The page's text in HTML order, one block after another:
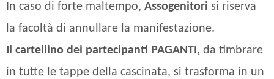
In caso di forte maltempo, Assogenitori si riserva
la facoltà di annullare la manifestazione.
Il cartellino dei partecipanti PAGANTI, da timbrare
in tutte le tappe della cascinata, si trasforma in un